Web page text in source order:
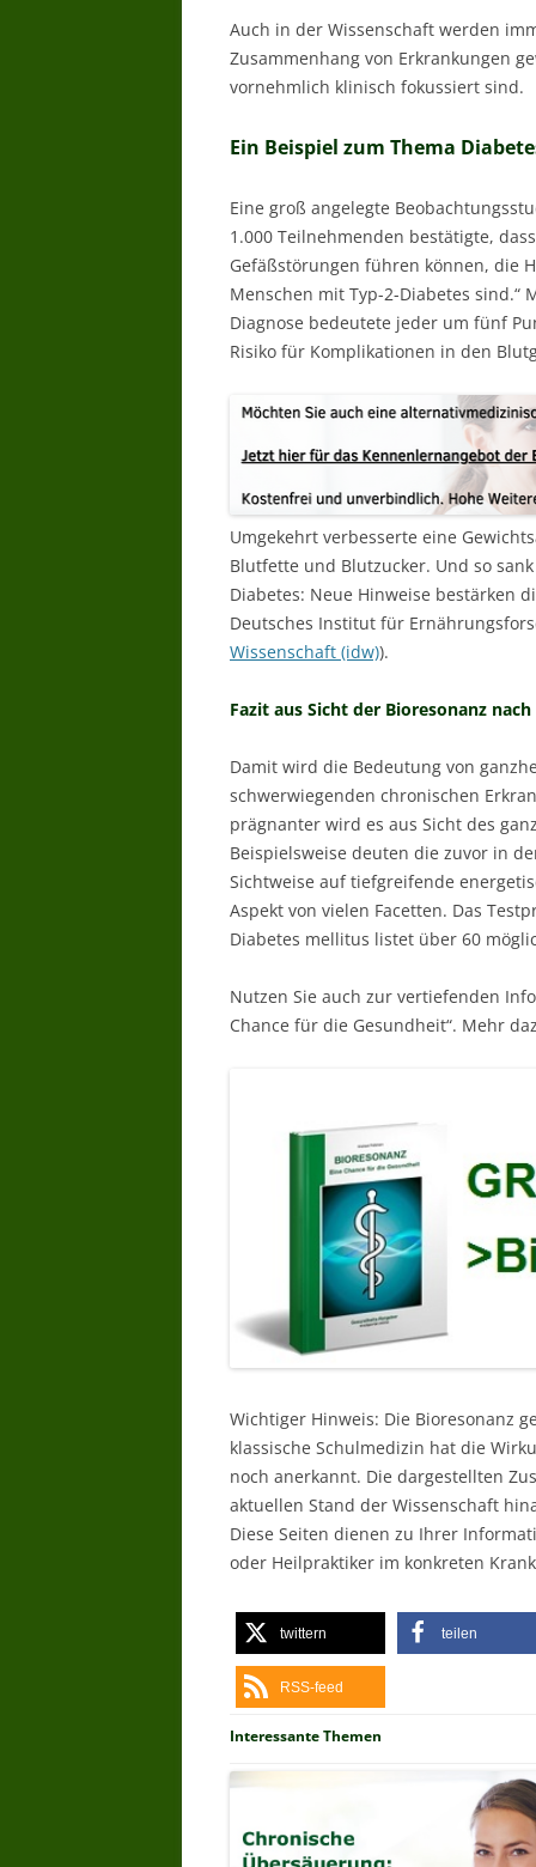
Auch in der Wissenschaft werden
Zusammenhang von Erkrankungen
vornehmlich klinisch fokussiert sind.
Ein Beispiel zum Thema
Eine groß angelegte
1.000 Teilnehmenden bestätigte, dass
Gefäßstörungen führen können, die
Menschen mit Typ-2-Diabetes sind.“
Diagnose bedeutete jeder um fünf
Risiko für Komplikationen in den
Umgekehrt verbesserte eine
Blutfette und Blutzucker. Und so
Diabetes: Neue Hinweise bestärken
Deutsches Institut für
Wissenschaft (idw)).
Fazit aus Sicht der Bioresonanz
Damit wird die Bedeutung von
schwerwiegenden chronischen
prägnanter wird es aus Sicht des
Beispielsweise deuten die zuvor in
Sichtweise auf tiefgreifende
Aspekt von vielen Facetten. Das
Diabetes mellitus listet über 60
Nutzen Sie auch zur vertiefenden
Chance für die Gesundheit“. Mehr
Wichtiger Hinweis: Die Bioresonanz
klassische Schulmedizin hat die
noch anerkannt. Die dargestellten
aktuellen Stand der Wissenschaft
Diese Seiten dienen zu Ihrer
oder Heilpraktiker im konkreten
twittern teilen
RSS-feed
Interessante Themen